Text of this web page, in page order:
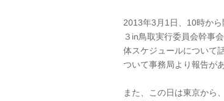
2013年3月1日、10時から
３in鳥取実行委員会幹事
体スケジュールについて
ついて事務局より報告が
また、この日は東京から